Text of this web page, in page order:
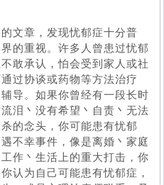
文章，发现忧郁症十分普
的重视。许多人曾患过忧郁
敢承认，怕会受到家人或社
过协谈或药物等方法治疗
导。如果你曾经有一段长时
泪丶没有希望丶自责丶无法
的念头，你可能患有忧郁
不幸事件，像是离婚丶家庭
作丶生活上的重大打击，你
认为自己可能患有忧郁症，